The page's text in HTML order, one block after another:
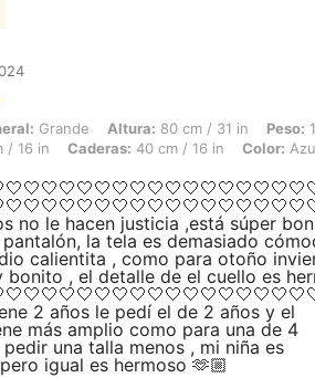
Grande, Altura: 80 cm / 31 in, Peso: 12 kg / 26
Grande Altura: 80 cm / 31 in Peso:
/ 16 in Caderas: 40 cm / 16 in Color:
no le hacen justicia ,está súper
la tela es demasiado
calientita , como para otoño
bonito , el detalle de el cuello es
2 años le pedí el de 2 años y el
más amplio como para una de 4
una talla menos , mi niña es
igual es hermoso 🫶🏼